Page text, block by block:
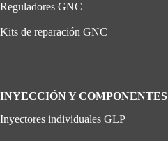
Reguladores GNC
Kits de reparación GNC
INYECCIÓN Y COMPONENTES
Inyectores individuales GLP